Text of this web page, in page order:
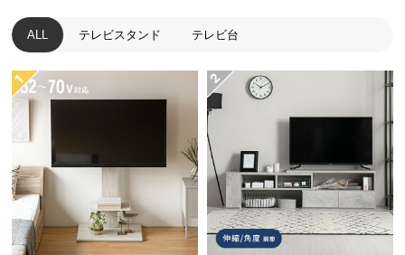
に
つ
い
て
返
キ
ャ
ン
セ
ALL テレビスタンド テレビ台